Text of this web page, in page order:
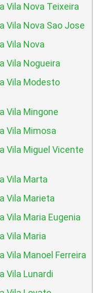
Vila Nova Teixeira
Vila Nova Sao Jose
Vila Nova
Vila Nogueira
Vila Modesto
Vila Mingone
Vila Mimosa
Vila Miguel Vicente
Vila Marta
Vila Marieta
Vila Maria Eugenia
Vila Maria
Vila Manoel Ferreira
Vila Lunardi